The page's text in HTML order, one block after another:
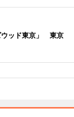
ウッド東京」 東京